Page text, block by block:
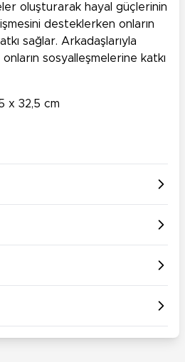
oluşturarak hayal güçlerinin
desteklerken onların
sağlar. Arkadaşlarıyla
sosyalleşmelerine katkı
x 32,5 cm